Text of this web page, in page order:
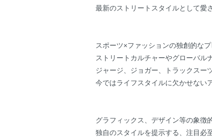
最新のストリートスタイルとして愛
スポーツ×ファッションの独創的なプ
ストリートカルチャーやグローバル
ジャージ、ジョガー、トラックスー
今ではライフスタイルに欠かせない
グラフィックス、デザイン等の象徴
独自のスタイルを提示する、注目必